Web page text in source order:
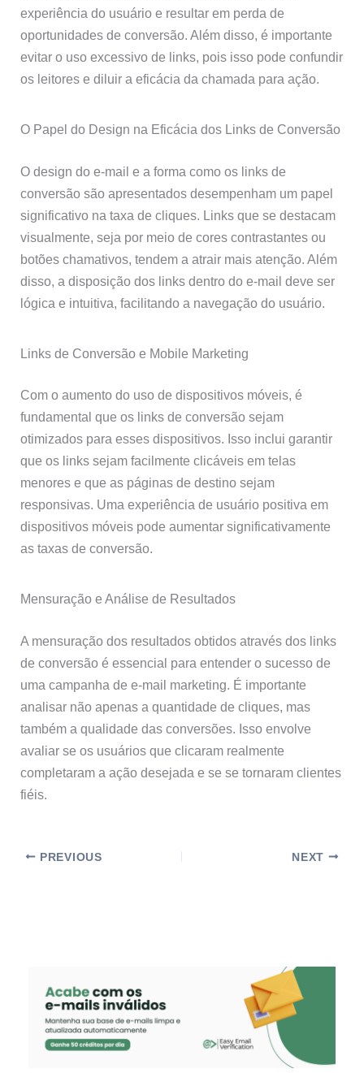
experiência do usuário e resultar em perda de
oportunidades de conversão. Além disso, é importante
evitar o uso excessivo de links, pois isso pode confundir
os leitores e diluir a eficácia da chamada para ação.
O Papel do Design na Eficácia dos Links de Conversão
O design do e-mail e a forma como os links de
conversão são apresentados desempenham um papel
significativo na taxa de cliques. Links que se destacam
visualmente, seja por meio de cores contrastantes ou
botões chamativos, tendem a atrair mais atenção. Além
disso, a disposição dos links dentro do e-mail deve ser
lógica e intuitiva, facilitando a navegação do usuário.
Links de Conversão e Mobile Marketing
Com o aumento do uso de dispositivos móveis, é
fundamental que os links de conversão sejam
otimizados para esses dispositivos. Isso inclui garantir
que os links sejam facilmente clicáveis em telas
menores e que as páginas de destino sejam
responsivas. Uma experiência de usuário positiva em
dispositivos móveis pode aumentar significativamente
as taxas de conversão.
Mensuração e Análise de Resultados
A mensuração dos resultados obtidos através dos links
de conversão é essencial para entender o sucesso de
uma campanha de e-mail marketing. É importante
analisar não apenas a quantidade de cliques, mas
também a qualidade das conversões. Isso envolve
avaliar se os usuários que clicaram realmente
completaram a ação desejada e se se tornaram clientes
fiéis.
PREVIOUS NEXT